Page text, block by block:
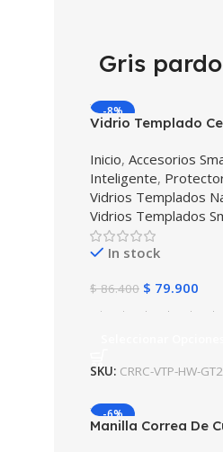
Gris pardo
-8%
Vidrio Templado
Huawei Gt2E
Inicio, Accesorios
Inteligente,
Vidrios Templados
Vidrios Templados
In stock
$86.400 $ 79.900
SKU: CRRC-VTP-HW-
-6%
Manilla Correa De